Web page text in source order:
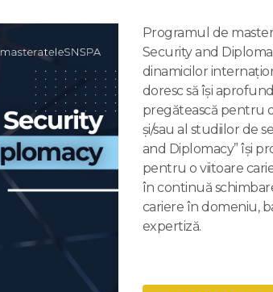
Programul de
Security and
dinamicilor
doresc să îşi
pregătească pentru
şi/sau al studiilor de
and Diplomacy” își
pentru o viitoare
în continuă
cariere în domeniu,
expertiză.